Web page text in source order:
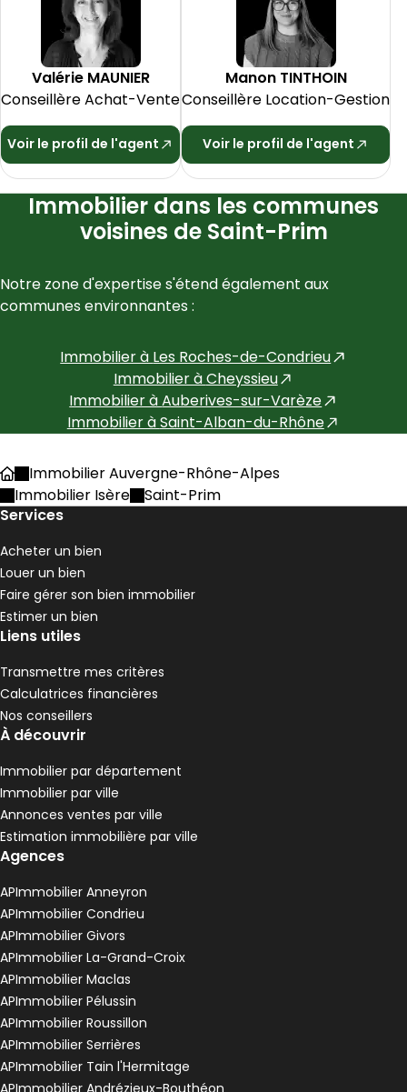
Valérie MAUNIER
Conseillère Achat-Vente
Voir le profil de l'agent
Manon TINTHOIN
Conseillère Location-Gestion
Voir le profil de l'agent
Immobilier dans les communes
voisines de Saint-Prim
Notre zone d'expertise s'étend également aux
communes environnantes :
Immobilier à Les Roches-de-Condrieu
Immobilier àCheyssieu
Immobilier àAuberives-sur-Varèze
Immobilier àSaint-Alban-du-Rhône
AccueilImmobilier Auvergne-Rhône-Alpes
Immobilier Isère
Saint-Prim
Services
Acheter un bien
Louer un bien
Faire gérer son bien immobilier
Estimer un bien
Liens utiles
Transmettre mes critères
Calculatrices financières
Nos conseillers
À découvrir
Immobilier par département
Immobilier par ville
Annonces ventes par ville
Estimation immobilière par ville
Agences
APImmobilier Anneyron
APImmobilier Condrieu
APImmobilier Givors
APImmobilier La-Grand-Croix
APImmobilier Maclas
APImmobilier Pélussin
APImmobilier Roussillon
APImmobilier Serrières
APImmobilier Tain l'Hermitage
APImmobilier Andrézieux-Bouthéon